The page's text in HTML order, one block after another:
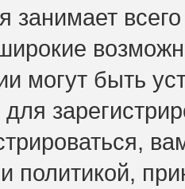
занимает
могут быть
для
политикой,